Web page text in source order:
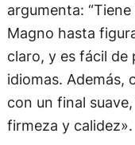
argumenta:
Magno hasta
claro, y es fácil de
idiomas. Además,
con un final
firmeza y calidez».